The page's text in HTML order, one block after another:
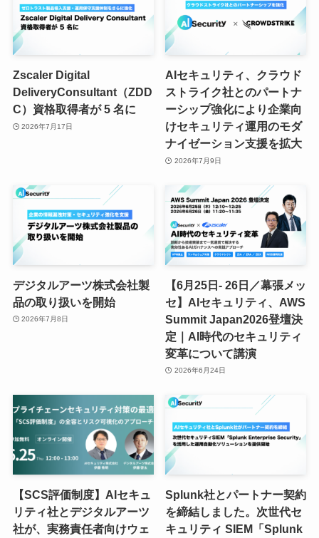
Zscaler Digital
DeliveryConsultant（ZDD
C）資格取得者が 5 名に
2026年7月17日
AIセキュリティ、クラウド
ストライク社とのパートナ
ーシップ強化により企業向
けセキュリティ運用のモダ
ナイゼーション支援を拡大
2026年7月9日
デジタルアーツ株式会社製
品の取り扱いを開始
2026年7月8日
【6月25日- 26日／幕張メッ
セ】AIセキュリティ、AWS
Summit Japan2026登壇決
定｜AI時代のセキュリティ
変革について講演
2026年6月24日
【SCS評価制度】AIセキュ
リティ社とデジタルアーツ
社が、実務責任者向けウェ
Splunk社とパートナー契約
を締結しました。次世代セ
キュリティ SIEM「Splunk